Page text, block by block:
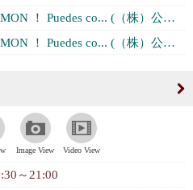
(（株）公文教育研究会 千葉ブランチ２チー...)
(（株）公文教育研究会 千葉ブランチ２チー...)
Image View Video View
～21:00